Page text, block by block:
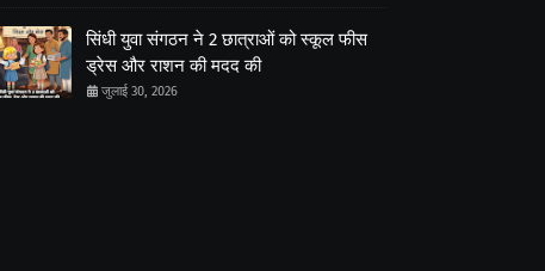
सिंधी युवा संगठन ने 2 छात्राओं को स्कूल फीस
ड्रेस और राशन की मदद की
जुलाई 30, 2026